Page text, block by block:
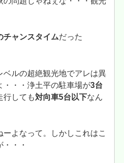
チャンスタイムだった
ベルの超絶観光地でアレは異
・・・浄土平の駐車場が3台
行しても対向車5台以下なん
よなって。しかしこれはこ
・・